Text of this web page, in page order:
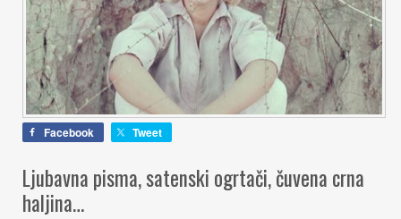
Facebook Tweet
Ljubavna pisma, satenski ogrtači, čuvena crna
haljina…